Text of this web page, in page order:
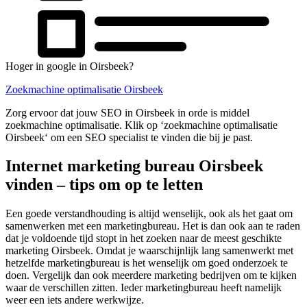
Hoger in google in Oirsbeek?
Zoekmachine optimalisatie Oirsbeek
Zorg ervoor dat jouw SEO in Oirsbeek in orde is middel
zoekmachine optimalisatie. Klik op ‘zoekmachine optimalisatie
Oirsbeek‘ om een SEO specialist te vinden die bij je past.
Internet marketing bureau Oirsbeek
vinden – tips om op te letten
Een goede verstandhouding is altijd wenselijk, ook als het gaat om
samenwerken met een marketingbureau. Het is dan ook aan te raden
dat je voldoende tijd stopt in het zoeken naar de meest geschikte
marketing Oirsbeek. Omdat je waarschijnlijk lang samenwerkt met
hetzelfde marketingbureau is het wenselijk om goed onderzoek te
doen. Vergelijk dan ook meerdere marketing bedrijven om te kijken
waar de verschillen zitten. Ieder marketingbureau heeft namelijk
weer een iets andere werkwijze.